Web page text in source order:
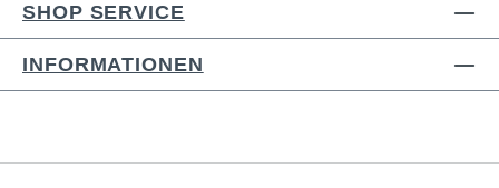
SHOP SERVICE
INFORMATIONEN